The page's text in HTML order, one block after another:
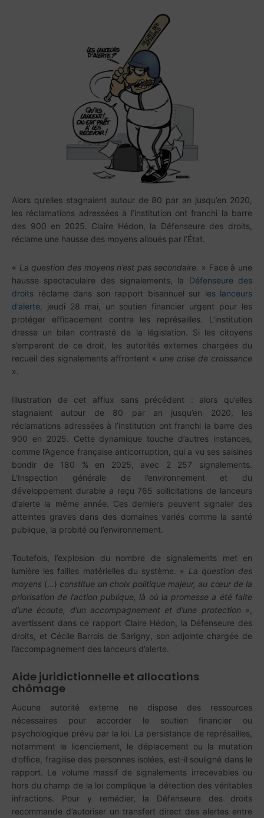
Alors qu’elles stagnaient autour de 80 par an jusqu’en 2020,
les réclamations adressées à l’institution ont franchi la barre
des 900 en 2025. Claire Hédon, la Défenseure des droits,
réclame une hausse des moyens alloués par l’État.
« La question des moyens n’est pas secondaire. » Face à une
hausse spectaculaire des signalements, la Défenseure des
droits réclame dans son rapport bisannuel sur les lanceurs
d’alerte , jeudi 28 mai, un soutien financier urgent pour les
protéger efficacement contre les représailles. L’institution
dresse un bilan contrasté de la législation. Si les citoyens
s’emparent de ce droit, les autorités externes chargées du
recueil des signalements affrontent « une crise de croissance
».
Illustration de cet afflux sans précédent : alors qu’elles
stagnaient autour de 80 par an jusqu’en 2020, les
réclamations adressées à l’institution ont franchi la barre des
900 en 2025. Cette dynamique touche d’autres instances,
comme l’Agence française anticorruption, qui a vu ses saisines
bondir de 180 % en 2025, avec 2 257 signalements.
L’Inspection générale de l’environnement et du
développement durable a reçu 765 sollicitations de lanceurs
d’alerte la même année. Ces derniers peuvent signaler des
atteintes graves dans des domaines variés comme la santé
publique, la probité ou l’environnement.
Toutefois, l’explosion du nombre de signalements met en
lumière les failles matérielles du système. « La question des
moyens (…) constitue un choix politique majeur, au cœur de la
priorisation de l’action publique, là où la promesse a été faite
d’une écoute, d’un accompagnement et d’une protection »,
avertissent dans ce rapport Claire Hédon, la Défenseure des
droits, et Cécile Barrois de Sarigny, son adjointe chargée de
l’accompagnement des lanceurs d’alerte.
Aide juridictionnelle et allocations
chômage
Aucune autorité externe ne dispose des ressources
nécessaires pour accorder le soutien financier ou
psychologique prévu par la loi. La persistance de représailles,
notamment le licenciement, le déplacement ou la mutation
d’office, fragilise des personnes isolées, est-il souligné dans le
rapport. Le volume massif de signalements irrecevables ou
hors du champ de la loi complique la détection des véritables
infractions. Pour y remédier, la Défenseure des droits
recommande d’autoriser un transfert direct des alertes entre